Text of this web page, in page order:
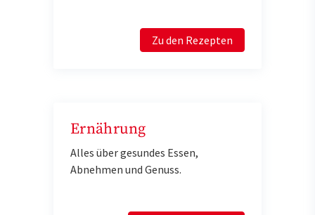
Zu den Rezepten
Ernährung
Alles über gesundes Essen,
Abnehmen und Genuss.